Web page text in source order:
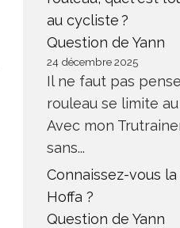
au cycliste ?
Question de Yann
24 décembre 2025
Il ne faut pas
rouleau se limite
Avec mon
sans...
Connaissez-vous
Hoffa ?
Question de Yann